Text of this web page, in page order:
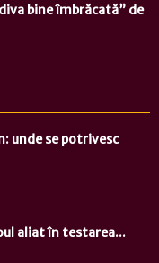
bine îmbrăcată” de
unde se potrivesc
aliat în testarea...